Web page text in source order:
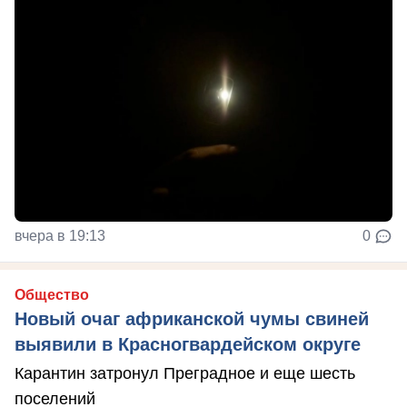
вчера в 19:13 0
Общество
Новый очаг африканской чумы свиней
выявили в Красногвардейском округе
Карантин затронул Преградное и еще шесть
поселений